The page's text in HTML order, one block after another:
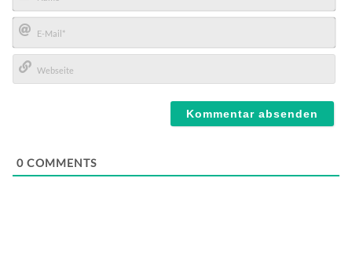
Name*
E-
Mail*
0 COMMENTS